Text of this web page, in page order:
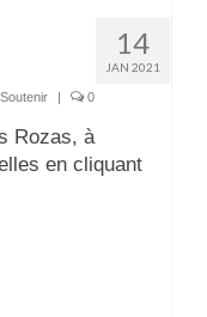
14
JAN 2021
Soutenir | 0
Rozas, à
en cliquant